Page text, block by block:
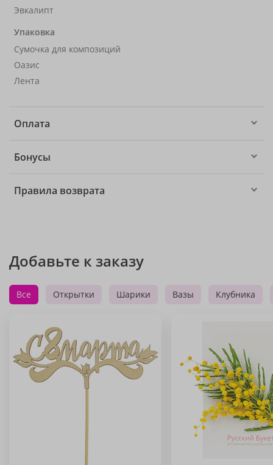
Эвкалипт
Упаковка
Сумочка для композиций
Оазис
Лента
Оплата
Бонусы
Правила возврата
Добавьте к заказу
Все Открытки Шарики Вазы Клубника